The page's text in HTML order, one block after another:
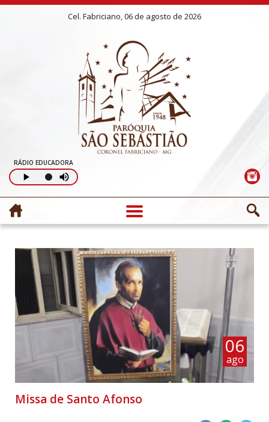
Cel. Fabriciano, 06 de agosto de 2026
RÁDIO EDUCADORA
06
ago
Missa de Santo Afonso